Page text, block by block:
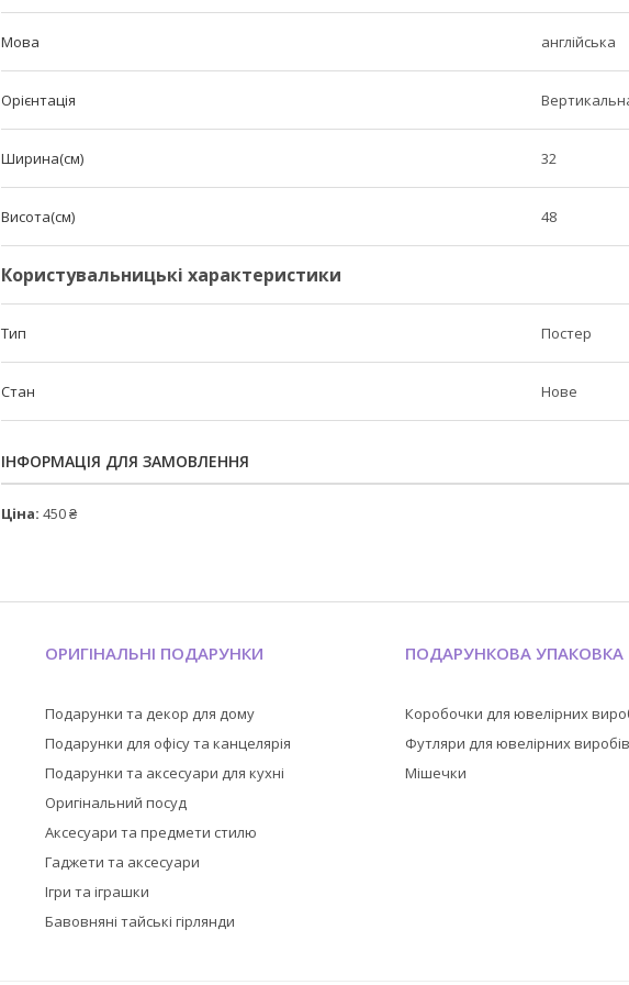
Мова англійська
Орієнтація
Ширина(см) 32
Висота(см) 48
Користувальницькі характеристики
Тип Постер
Стан Нове
ІНФОРМАЦІЯ ДЛЯ ЗАМОВЛЕННЯ
Ціна: 450 ₴
ОРИГІНАЛЬНІ ПОДАРУНКИ
Подарунки та декор для дому
Подарунки для офісу та канцелярія
Подарунки та аксесуари для кухні
Оригінальний посуд
Аксесуари та предмети стилю
Гаджети та аксесуари
Ігри та іграшки
Бавовняні тайські гірлянди
ПОДАРУНКОВА УПАКОВКА
Коробочки для ювелірних
Футляри для ювелірних
Мішечки